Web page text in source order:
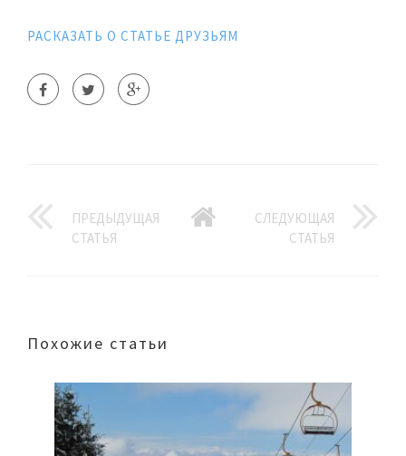
РАСКАЗАТЬ О СТАТЬЕ ДРУЗЬЯМ
ПРЕДЫДУЩАЯ
СТАТЬЯ
СЛЕДУЮЩАЯ
СТАТЬЯ
Похожие статьи